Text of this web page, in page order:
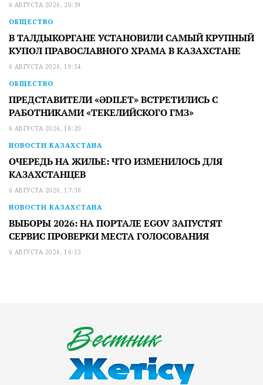
6 АВГУСТА 2026, 20:39
ОБЩЕСТВО
В ТАЛДЫКОРГАНЕ УСТАНОВИЛИ САМЫЙ КРУПНЫЙ
КУПОЛ ПРАВОСЛАВНОГО ХРАМА В КАЗАХСТАНЕ
6 АВГУСТА 2026, 19:54
ОБЩЕСТВО
ПРЕДСТАВИТЕЛИ «ӘDILET» ВСТРЕТИЛИСЬ С
РАБОТНИКАМИ «ТЕКЕЛИЙСКОГО ГМЗ»
6 АВГУСТА 2026, 18:20
НОВОСТИ КАЗАХСТАНА
ОЧЕРЕДЬ НА ЖИЛЬЕ: ЧТО ИЗМЕНИЛОСЬ ДЛЯ
КАЗАХСТАНЦЕВ
6 АВГУСТА 2026, 17:36
НОВОСТИ КАЗАХСТАНА
ВЫБОРЫ 2026: НА ПОРТАЛЕ EGOV ЗАПУСТЯТ
СЕРВИС ПРОВЕРКИ МЕСТА ГОЛОСОВАНИЯ
6 АВГУСТА 2026, 16:55